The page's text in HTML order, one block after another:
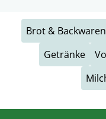
Brot & Backwaren
Getränke